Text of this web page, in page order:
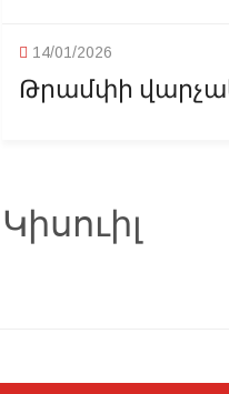
14/01/2026
Թրամփի
Կիսուիլ